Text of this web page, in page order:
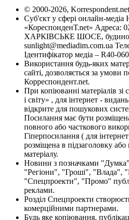
© 2000-2026, Korrespondent.net
Суб'єкт у сфері онлайн-медіа
«КореспонденТ.net» Адреса:
ХАРКІВСЬКЕ ШОСЕ, будинок
sunlight@mediadim.com.ua
Ідентифікатор медіа – R40-
Використання будь-яких
сайті, дозволяється за умови
Корреспондент.net.
При копіюванні матеріалів
і світу» , для інтернет -
відкрите для пошукових
Посилання має бути
повного або часткового
Гіперпосилання ( для
розміщена в підзаголовку
матеріалу.
Новини з позначками
"Регіони", "Гроші", "Влада",
"Спецпроекти", "Промо"
реклами.
Розділ Спецпроекти
комерційними партнерами.
Будь яке копіювання,